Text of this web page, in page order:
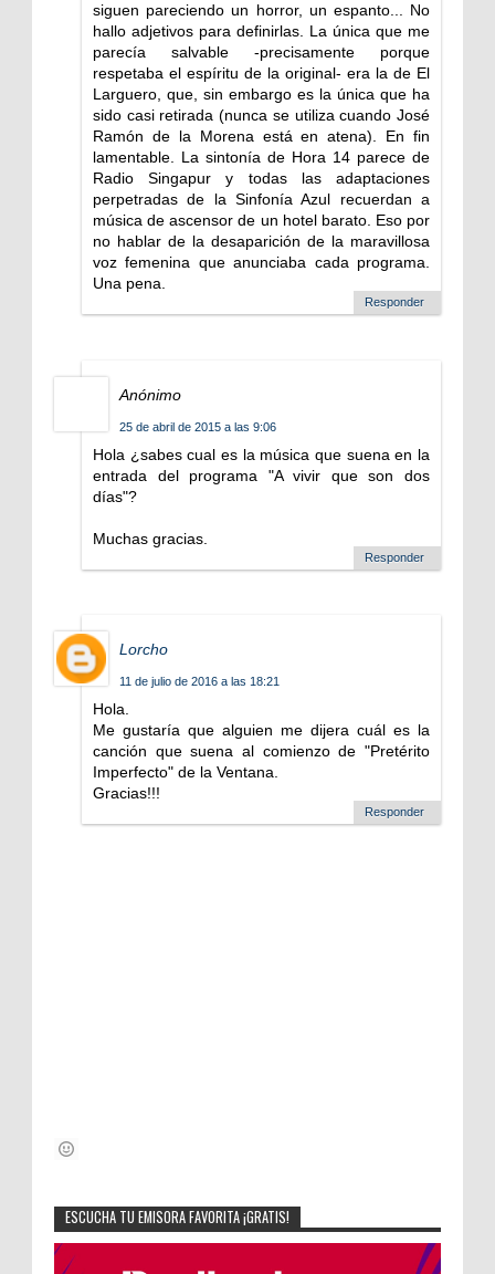
siguen pareciendo un horror, un espanto... No
hallo adjetivos para definirlas. La única que me
parecía salvable -precisamente porque
respetaba el espíritu de la original- era la de El
Larguero, que, sin embargo es la única que ha
sido casi retirada (nunca se utiliza cuando José
Ramón de la Morena está en atena). En fin
lamentable. La sintonía de Hora 14 parece de
Radio Singapur y todas las adaptaciones
perpetradas de la Sinfonía Azul recuerdan a
música de ascensor de un hotel barato. Eso por
no hablar de la desaparición de la maravillosa
voz femenina que anunciaba cada programa.
Una pena.
Responder
Anónimo
25 de abril de 2015 a las 9:06
Hola ¿sabes cual es la música que suena en la
entrada del programa "A vivir que son dos
días"?
Muchas gracias.
Responder
Lorcho
11 de julio de 2016 a las 18:21
Hola.
Me gustaría que alguien me dijera cuál es la
canción que suena al comienzo de "Pretérito
Imperfecto" de la Ventana.
Gracias!!!
Responder
ESCUCHA TU EMISORA FAVORITA ¡GRATIS!